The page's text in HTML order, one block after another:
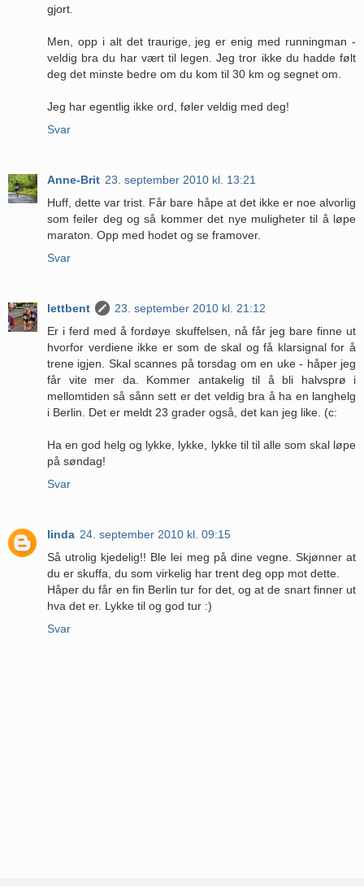
gjort.
Men, opp i alt det traurige, jeg er enig med runningman -
veldig bra du har vært til legen. Jeg tror ikke du hadde følt
deg det minste bedre om du kom til 30 km og segnet om.
Jeg har egentlig ikke ord, føler veldig med deg!
Svar
Anne-Brit 23. september 2010 kl. 13:21
Huff, dette var trist. Får bare håpe at det ikke er noe alvorlig
som feiler deg og så kommer det nye muligheter til å løpe
maraton. Opp med hodet og se framover.
Svar
lettbent
23. september 2010 kl. 21:12
Er i ferd med å fordøye skuffelsen, nå får jeg bare finne ut
hvorfor verdiene ikke er som de skal og få klarsignal for å
trene igjen. Skal scannes på torsdag om en uke - håper jeg
får vite mer da. Kommer antakelig til å bli halvsprø i
mellomtiden så sånn sett er det veldig bra å ha en langhelg
i Berlin. Det er meldt 23 grader også, det kan jeg like. (c:
Ha en god helg og lykke, lykke, lykke til til alle som skal løpe
på søndag!
Svar
linda 24. september 2010 kl. 09:15
Så utrolig kjedelig!! Ble lei meg på dine vegne. Skjønner at
du er skuffa, du som virkelig har trent deg opp mot dette.
Håper du får en fin Berlin tur for det, og at de snart finner ut
hva det er. Lykke til og god tur :)
Svar